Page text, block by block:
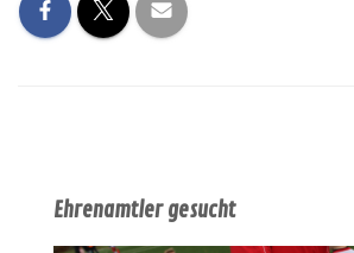
Ehrenamtler gesucht